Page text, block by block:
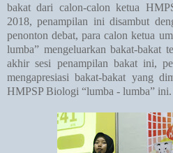
bakat dari calon-calon ketua
2018, penampilan ini disambut
penonton debat, para calon ketua
lumba” mengeluarkan bakat-bakat
akhir sesi penampilan bakat ini,
mengapresiasi bakat-bakat yang
HMPSP Biologi “lumba - lumba” ini.